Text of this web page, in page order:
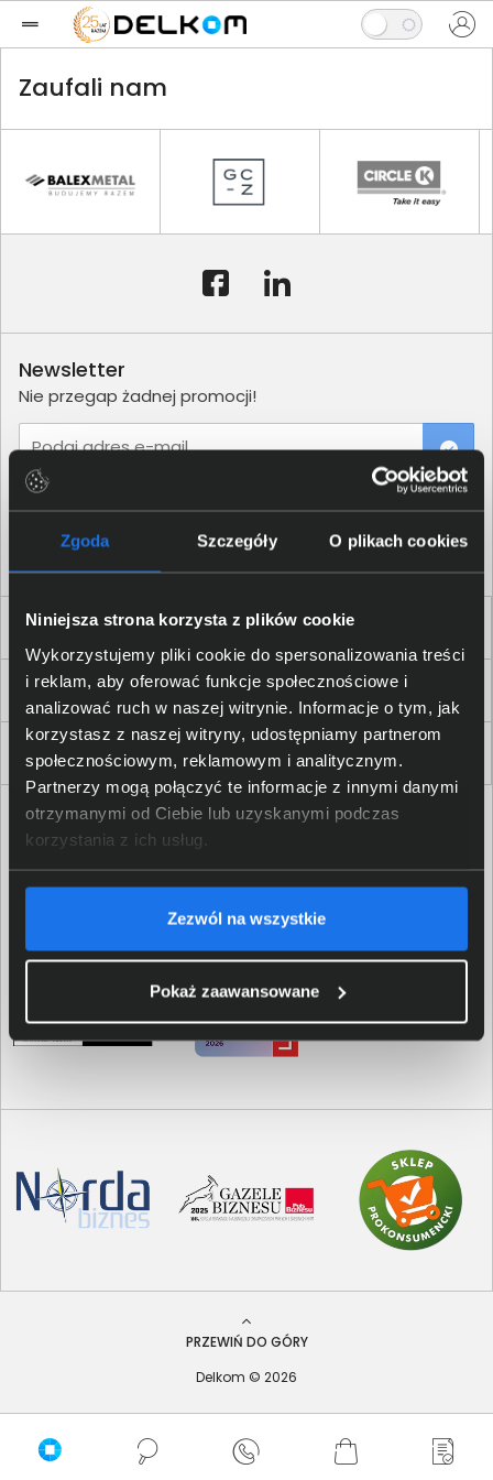
Zgoda Szczegóły O plikach cookies
Niniejsza strona korzysta z plików cookie
Wykorzystujemy pliki cookie do spersonalizowania treści
i reklam, aby oferować funkcje społecznościowe i
analizować ruch w naszej witrynie. Informacje o tym, jak
korzystasz z naszej witryny, udostępniamy partnerom
społecznościowym, reklamowym i analitycznym.
Partnerzy mogą połączyć te informacje z innymi danymi
otrzymanymi od Ciebie lub uzyskanymi podczas
korzystania z ich usług.
Zezwól na wszystkie
Pokaż zaawansowane
Zaufali nam
Dla Firm i Instytucji
Zakupy
Delkom 2000
Newsletter
Nie przegap żadnej promocji!
Podaj adres e-mail
PRZEWIŃ DO GÓRY
Delkom © 2026